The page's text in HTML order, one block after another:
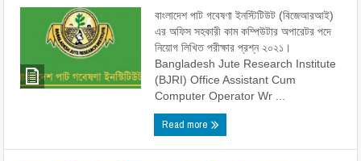
বাংলাদেশ পাট গবেষণা ইনস্টিটিউট (বিজেআরআই)
এর অফিস সহকারী কাম কম্পিউটার অপারেটর পদে
নিয়োগ লিখিত পরীক্ষার প্রশ্ন ২০২১।
Bangladesh Jute Research Institute
(BJRI) Office Assistant Cum
Computer Operator Wr ...
Read more